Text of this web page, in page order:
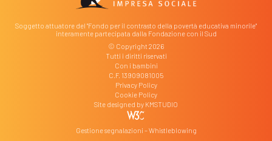
Soggetto attuatore del "Fondo per il contrasto della povertà educativa minorile"
interamente partecipata dalla Fondazione con il Sud
© Copyright 2026
Tutti i diritti riservati
Con i bambini
C.F. 13909081005
Privacy Policy
Cookie Policy
Site designed by KMSTUDIO
Gestione segnalazioni – Whistleblowing